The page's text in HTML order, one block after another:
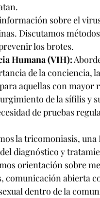
sobre el
Discutamos
los brotes.
Humana (VIH):
de la conciencia,
aquellas con mayor
de la sífilis y
de pruebas
la tricomoniasis, una
diagnóstico y
orientación sobre
comunicación abierta
dentro de la